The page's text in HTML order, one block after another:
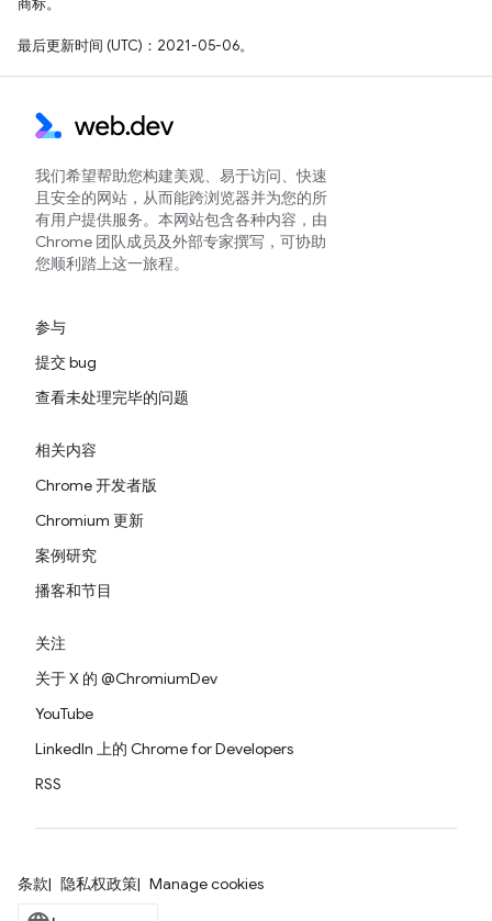
商标。
最后更新时间 (UTC)：2021-05-06。
我们希望帮助您构建美观、易于访问、快速
且安全的网站，从而能跨浏览器并为您的所
有用户提供服务。本网站包含各种内容，由
Chrome 团队成员及外部专家撰写，可协助
您顺利踏上这一旅程。
参与
提交 bug
查看未处理完毕的问题
相关内容
Chrome 开发者版
Chromium 更新
案例研究
播客和节目
关注
关于 X 的 @ChromiumDev
YouTube
LinkedIn 上的 Chrome for Developers
RSS
条款 隐私权政策 Manage cookies